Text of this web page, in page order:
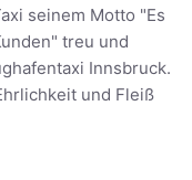
seinem Motto "Es
treu und
Innsbruck.
und Fleiß